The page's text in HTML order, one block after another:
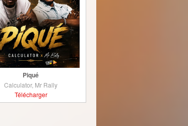
Piqué
Calculator, Mr Rally
Télécharger